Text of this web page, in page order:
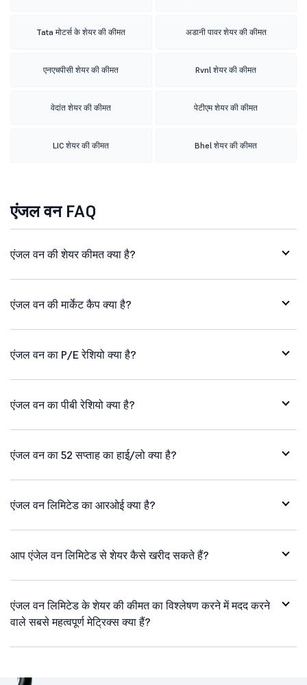
Tata मोटर्स के शेयर की कीमत अडानी पावर शेयर की कीमत
एनएचपीसी शेयर की कीमत Rvnl शेयर की कीमत
वेदांत शेयर की कीमत पेटीएम शेयर की कीमत
LIC शेयर की कीमत Bhel शेयर की कीमत
एंजल वन FAQ
एंजल वन की शेयर कीमत क्या है?
एंजल वन की मार्केट कैप क्या है?
एंजल वन का P/E रेशियो क्या है?
एंजल वन का पीबी रेशियो क्या है?
एंजल वन का 52 सप्ताह का हाई/लो क्या है?
एंजल वन लिमिटेड का आरओई क्या है?
आप एंजेल वन लिमिटेड से शेयर कैसे खरीद सकते हैं?
एंजल वन लिमिटेड के शेयर की कीमत का विश्लेषण करने में मदद करने
वाले सबसे महत्वपूर्ण मेट्रिक्स क्या हैं?